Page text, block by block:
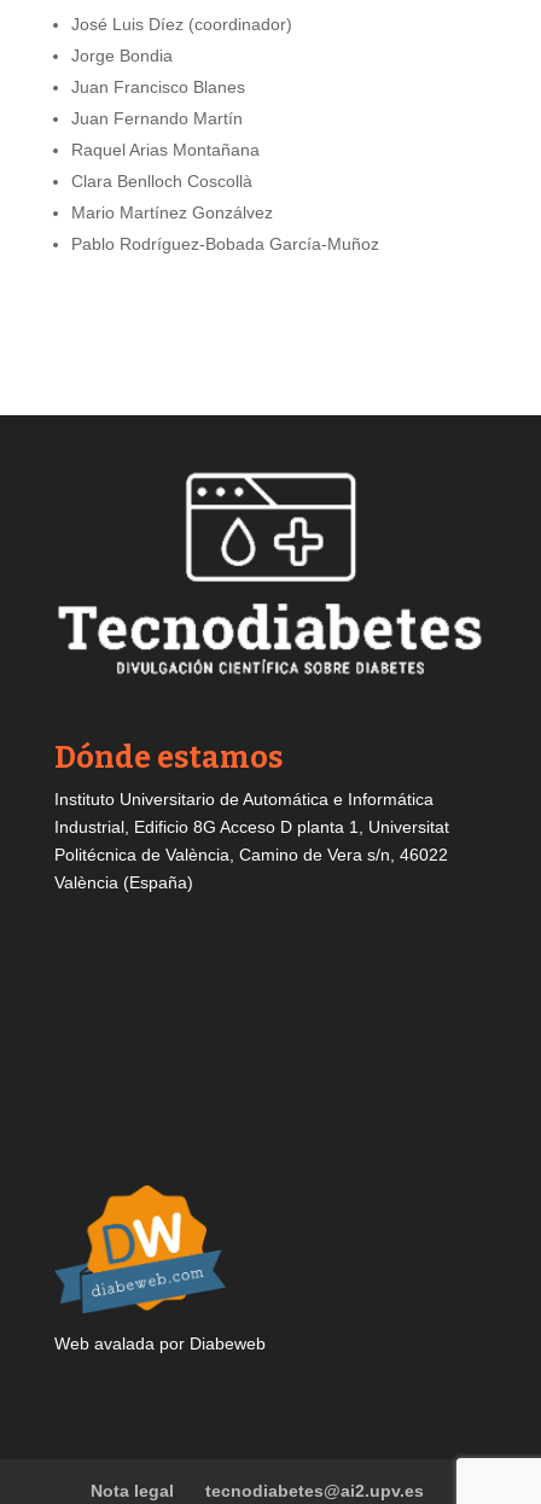
José Luis Díez (coordinador)
Jorge Bondia
Juan Francisco Blanes
Juan Fernando Martín
Raquel Arias Montañana
Clara Benlloch Coscollà
Mario Martínez Gonzálvez
Pablo Rodríguez-Bobada García-Muñoz
Dónde estamos
Instituto Universitario de Automática e Informática
Industrial, Edificio 8G Acceso D planta 1, Universitat
Politécnica de València, Camino de Vera s/n, 46022
València (España)
Web avalada por Diabeweb
Nota legal tecnodiabetes@ai2.upv.es